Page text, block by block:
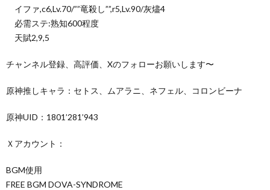
イファ,c6,Lv.70/””竜殺し””,r5,Lv.90/灰燼4
必需ステ:熟知600程度
天賦2,9,5
チャンネル登録、高評価、Xのフォローお願いします〜
原神推しキャラ：セトス、ムアラニ、ネフェル、コロンビーナ
原神UID：1801’281’943
Ｘアカウント：
BGM使用
FREE BGM DOVA-SYNDROME